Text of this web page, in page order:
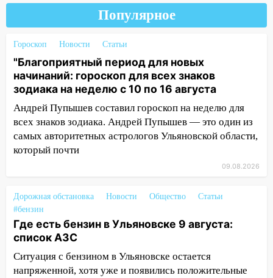
Федерации
12:01 Пьяная женщина сбила
шестилетнего ребёнка на улице
Федерации: возбуждено уголовное дело
11:16 В Ульяновске ищут 37-летнего
мужчину, пропавшего ещё 19 июля
10:30 От мотофристайла до прогулки с
хаски: куда сходить в Ульяновской
области 8–9 августа
судить за неуплату 48,4 млн рублей
налогов
09:28 Дети на дорогах: пострадали
велосипедисты, мотоциклисты и
пешеходы. Обзор крупных аварий в
Ульяновской области
Популярное
Гороскоп Новости Статьи
"Благоприятный период для новых
начинаний: гороскоп для всех знаков
зодиака на неделю с 10 по 16 августа
Андрей Пупышев составил гороскоп на неделю для
всех знаков зодиака. Андрей Пупышев — это один из
самых авторитетных астрологов Ульяновской области,
который почти
09.08.2026
Дорожная обстановка Новости Общество
Статьи
#бензин
Где есть бензин в Ульяновске 9 августа:
список АЗС
Ситуация с бензином в Ульяновске остается
напряженной, хотя уже и появились положительные